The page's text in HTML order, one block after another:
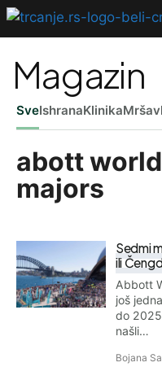
Magazin
SveIshranaKlinika
abott
majors
Sedmi
ili
Abbott
još
do
našli…
Bojana